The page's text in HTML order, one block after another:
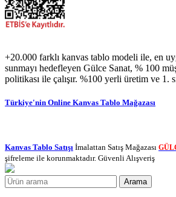
+20.000 farklı kanvas tablo modeli ile, en
sunmayı hedefleyen Gülce Sanat, % 100
politikası ile çalışır. %100 yerli üretim ve 1.
Türkiye'nin Online Kanvas Tablo Mağazası
Kanvas Tablo Satışı İmalattan Satış Mağazası
şifreleme ile korunmaktadır. Güvenli Alışveriş
Arama